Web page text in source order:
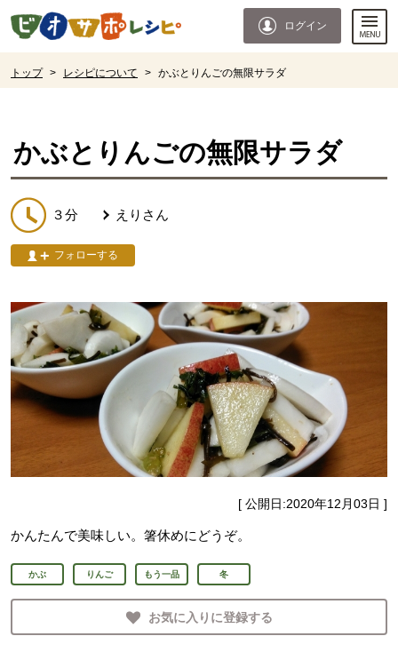
ページの先頭です。
ログイン
トップ > レシピについて > かぶとりんごの無限サラダ
かぶとりんごの無限サラダ
３分 えり さん
フォローする
[ 公開日:2020年12月03日 ]
かんたんで美味しい。箸休めにどうぞ。
かぶ りんご もう一品 冬
お気に入りに登録する